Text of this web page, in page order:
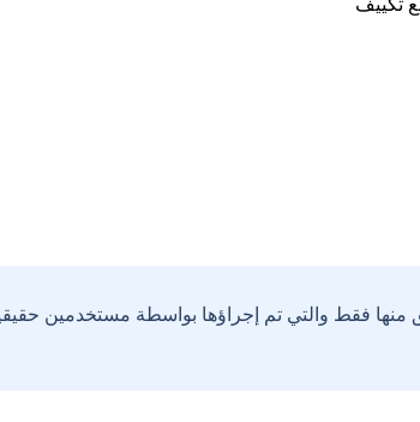
فقط والتي تم إجراؤها بواسطة مستخدمين